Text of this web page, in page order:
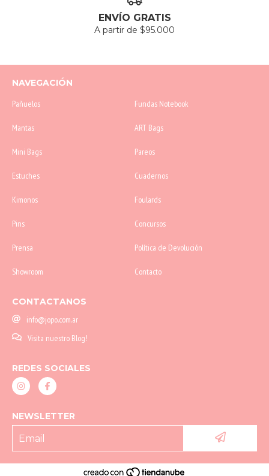
ENVÍO GRATIS
A partir de $95.000
NAVEGACIÓN
Pañuelos
Fundas Notebook
Mantas ART Bags
Mini Bags Pareos
Estuches Cuadernos
Kimonos Foulards
Pins Concursos
Prensa Política de Devolución
Showroom Contacto
CONTACTANOS
info@jopo.com.ar
Visita nuestro Blog!
REDES SOCIALES
NEWSLETTER